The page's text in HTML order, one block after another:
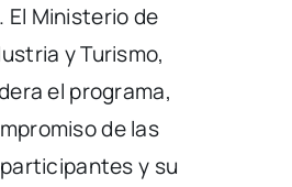
El Ministerio de
y Turismo,
el programa,
de las
y su